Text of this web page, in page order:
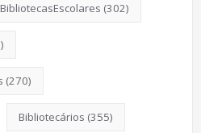
BibliotecasEscolares (302)
(270)
Bibliotecários (355)